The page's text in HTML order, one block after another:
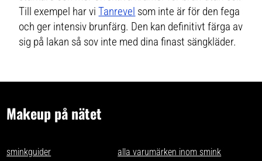
Till exempel har viTanrevel som inte är för den fega
och ger intensiv brunfärg. Den kan definitivt färga av
sig på lakan så sov inte med dina finast sängkläder.
Makeup på nätet
sminkguider och listar nästanalla varumärken inom smink